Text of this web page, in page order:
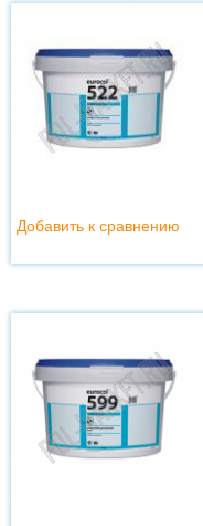
Добавить к сравнению